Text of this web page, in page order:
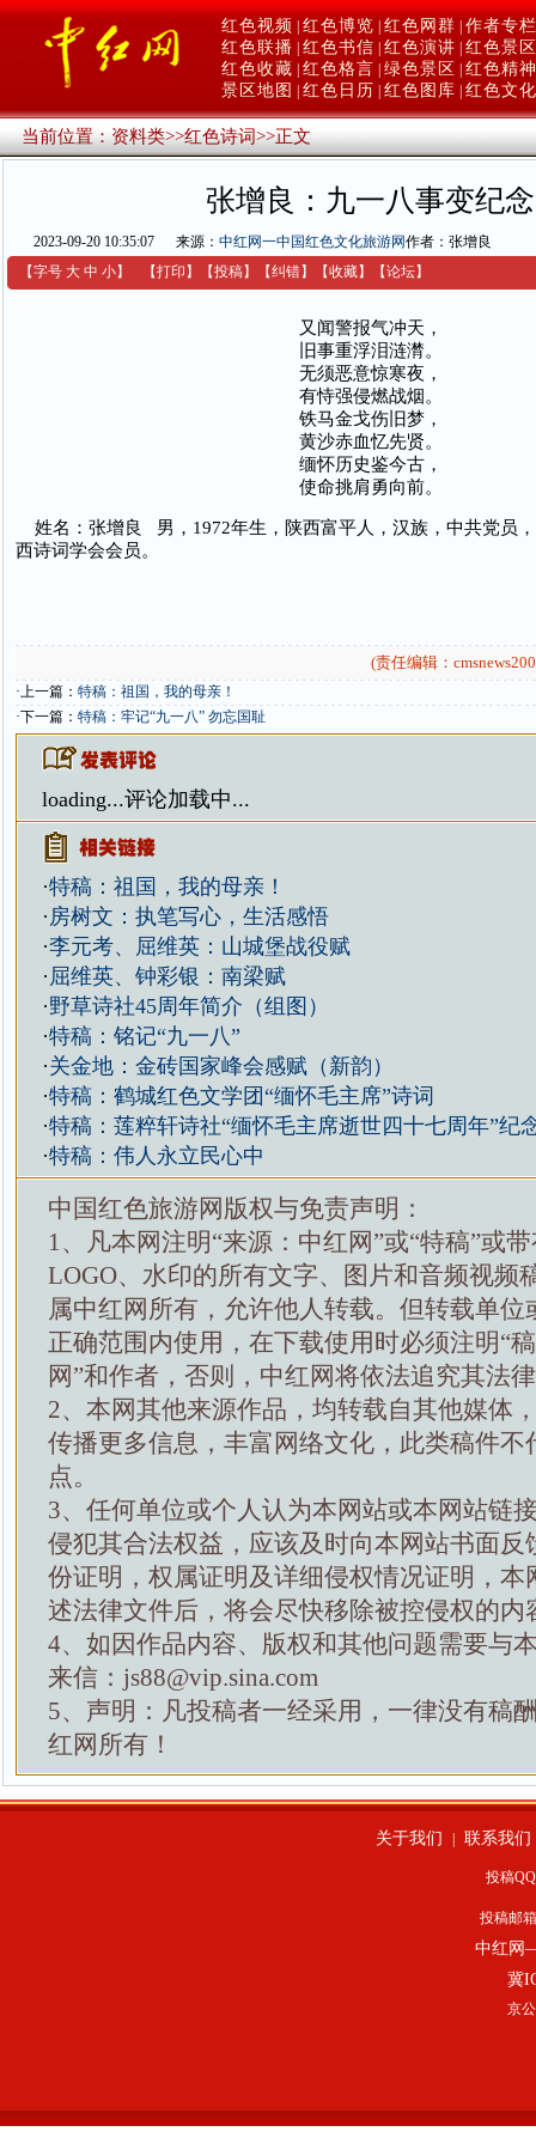
红色视频 红色博览 红色网群 作者专栏
红色联播 红色书信 红色演讲 红色景区
红色收藏 红色格言 绿色景区
红色精神
景区地图
红色日历 红色图库 红色文化
当前位置：资料类>>红色诗词>>正文
张增良：九一八事变纪念
2023-09-20 10:35:07 来源： 中红网一中国红色文化旅游网作者：张增良
【字号 大 中 小】 【打印 】 【投稿】 【纠错】 【收藏】 【论坛】
又闻警报气冲天，
旧事重浮泪涟潸。
无须恶意惊寒夜，
有恃强侵燃战烟。
铁马金戈伤旧梦，
黄沙赤血忆先贤。
缅怀历史鉴今古，
使命挑肩勇向前。
姓名：张增良 男，1972年生，陕西富平人，汉族，中共党员
西诗词学会会员。
(责任编辑：
·上一篇： 特稿：祖国，我的母亲！
·下一篇： 特稿：牢记“九一八” 勿忘国耻
loading...评论加载中...
·特稿：祖国，我的母亲！
· 房树文：执笔写心，生活感悟
·李元考、屈维英：山城堡战役赋
· 屈维英、钟彩银：南梁赋
·野草诗社45周年简介（组图）
·特稿：铭记“九一八”
·关金地：金砖国家峰会感赋（新韵）
·特稿：鹤城红色文学团“缅怀毛主席”诗词
·特稿：莲粹轩诗社“缅怀毛主席逝世四十七周年”纪
·特稿：伟人永立民心中
中国红色旅游网版权与免责声明：
1、凡本网注明“来源：中红网”或“特稿”或
LOGO、水印的所有文字、图片和音频视频
属中红网所有，允许他人转载。但转载单位
正确范围内使用，在下载使用时必须注明“
网”和作者，否则，中红网将依法追究其法
2、本网其他来源作品，均转载自其他媒体
传播更多信息，丰富网络文化，此类稿件不
点。
3、任何单位或个人认为本网站或本网站链
侵犯其合法权益，应该及时向本网站书面反
份证明，权属证明及详细侵权情况证明，本
述法律文件后，将会尽快移除被控侵权的内
4、如因作品内容、版权和其他问题需要与
来信：js88@vip.sina.com
5、声明：凡投稿者一经采用，一律没有稿
红网所有！
关于我们 联系我们
投稿
投稿邮
中红网
冀
京